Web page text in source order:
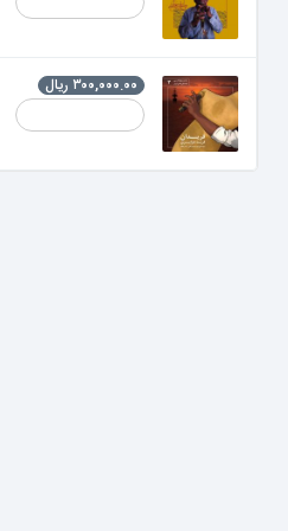
۳۰۰,۰۰۰.۰۰ ریال
فریدان
فرید جزایری